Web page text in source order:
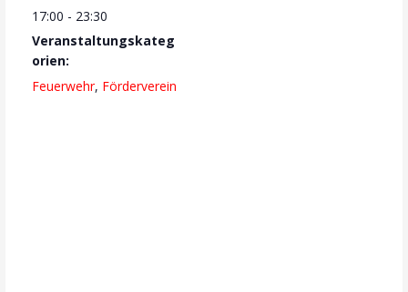
17:00 - 23:30
Veranstaltungskateg
orien:
Feuerwehr, Förderverein